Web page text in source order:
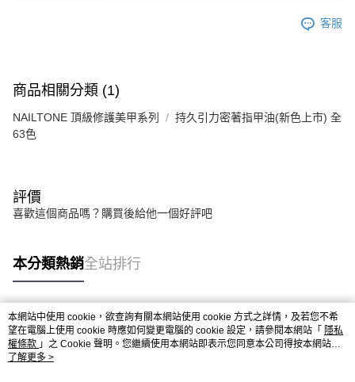
客服
商品相關分類 (1)
NAILTONE 頂級修護美甲系列
持久引力密著指甲油(新色上市) 全
63色
評價
喜歡這個商品嗎？購買後給他一個好評吧
本分類熱銷全站排行
熱門標籤
本網站中使用 cookie，欲查詢有關本網站使用 cookie 方式之詳情，及若您不希
望在電腦上使用 cookie 時應如何變更電腦的 cookie 設定，請參閱本網站「 隱私
權條款 」之 Cookie 聲明。您繼續使用本網站即表示您同意本公司得按本網站使
用條款之 Cookie 聲明使用 cookie。
了解更多 >